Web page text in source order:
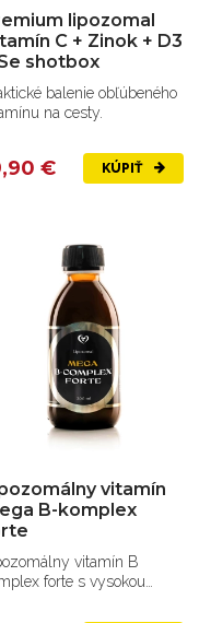
lipozomal
C + Zinok + D3
shotbox
balenie obľúbeného
na cesty.
€ KÚPIŤ
vitamín
B-komplex
vitamín B
forte s vysokou